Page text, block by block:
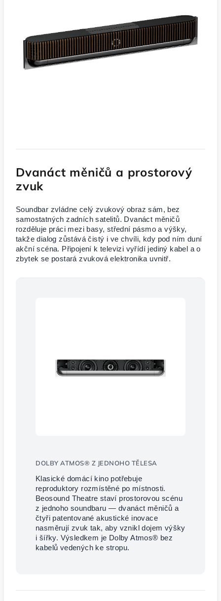
Dvanáct měničů a prostorový
zvuk
Soundbar zvládne celý zvukový obraz sám, bez
samostatných zadních satelitů. Dvanáct měničů
rozděluje práci mezi basy, střední pásmo a výšky,
takže dialog zůstává čistý i ve chvíli, kdy pod ním duní
akční scéna. Připojení k televizi vyřídí jediný kabel a o
zbytek se postará zvuková elektronika uvnitř.
DOLBY ATMOS® Z JEDNOHO TĚLESA
Klasické domácí kino potřebuje
reproduktory rozmístěné po místnosti.
Beosound Theatre staví prostorovou scénu
z jednoho soundbaru — dvanáct měničů a
čtyři patentované akustické inovace
nasměrují zvuk tak, aby vznikl dojem výšky
i šířky. Výsledkem je Dolby Atmos® bez
kabelů vedených ke stropu.